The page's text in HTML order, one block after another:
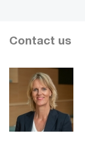
Contact us